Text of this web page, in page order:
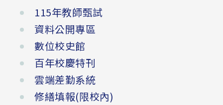
115年教師甄試
資料公開專區
數位校史館
百年校慶特刊
雲端差勤系統
修繕填報(限校內)